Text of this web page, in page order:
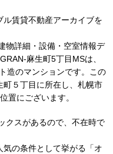
賃貸不動産アーカイブを
物詳細・設備・空室情報デ
麻生町5丁目MSは、
造のマンションです。この
５丁目に所在し、札幌市
置にございます。
クスがあるので、不在時で
の条件として挙がる「オ